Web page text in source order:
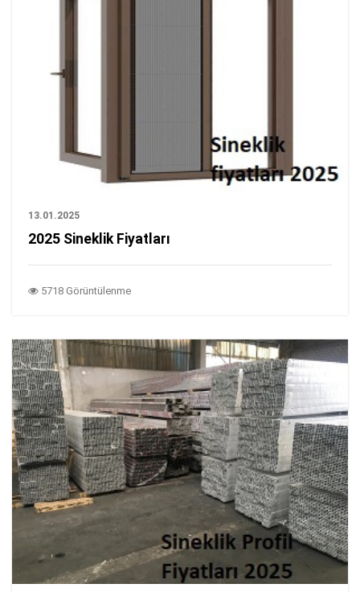
13.01.2025
2025 Sineklik Fiyatları
5718 Görüntülenme